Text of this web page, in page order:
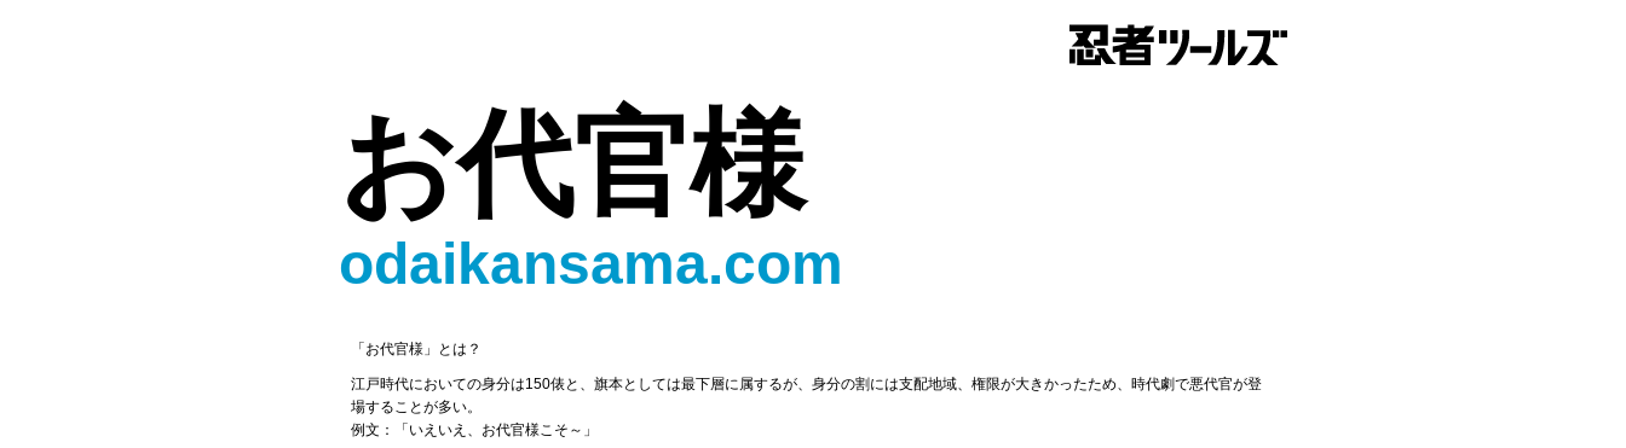
お代官様
odaikansama.com
「お代官様」とは？
江戸時代においての身分は150俵と、旗本としては最下層に属するが、身分の割には支配地域、権限が大きかったため、時代劇で悪代官が登
場することが多い。
例文：「いえいえ、お代官様こそ～」